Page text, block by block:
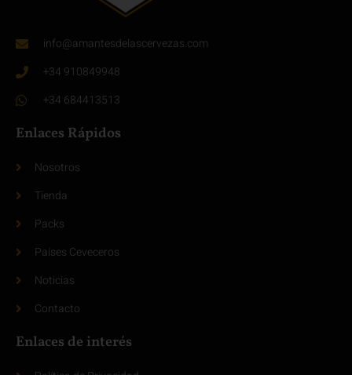
info@amantesdelascervezas.com
+34 910849948
+34 684413513
Enlaces Rápidos
Nosotros
Tienda
Packs
Países Ceveceros
Noticias
Contacto
Enlaces de interés